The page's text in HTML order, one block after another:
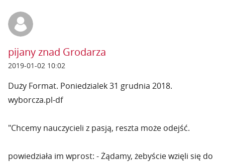
pijany znad Grodarza
2019-01-02 10:02
Duży Format. Poniedzialek 31 grudnia 2018.
wyborcza.pl-df
"Chcemy nauczycieli z pasją, reszta może odejść.
powiedziała im wprost: - Żądamy, żebyście wzięli się do